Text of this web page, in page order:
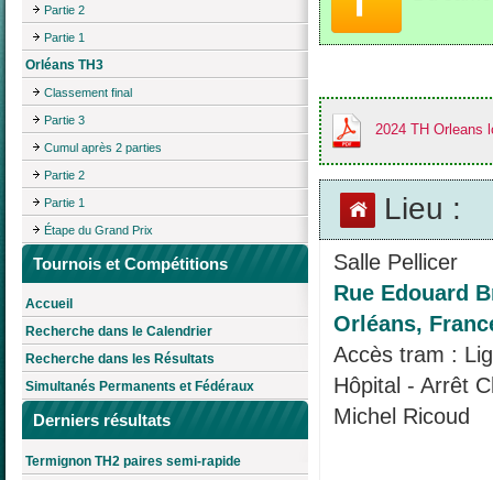
Partie 2
Partie 1
Orléans TH3
Classement final
Partie 3
Cumul après 2 parties
Partie 2
Partie 1
Étape du Grand Prix
Tournois et Compétitions
Accueil
Recherche dans le Calendrier
Recherche dans les Résultats
Simultanés Permanents et Fédéraux
Derniers résultats
Termignon TH2 paires semi-rapide
2024 TH Orleans
Lieu :
Salle Pellicer
Rue Edouard
Orléans,
Accès tram :
Hôpital - Arrêt
Michel Ricoud